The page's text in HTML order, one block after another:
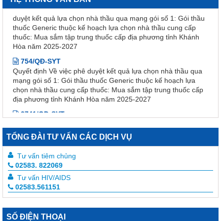
duyệt kết quả lựa chọn nhà thầu qua mạng gói số 1: Gói thầu
thuốc Generic thuộc kế hoạch lựa chọn nhà thầu cung cấp
thuốc: Mua sắm tập trung thuốc cấp địa phương tỉnh Khánh
Hòa năm 2025-2027
754/QĐ-SYT
Quyết định Về việc phê duyệt kết quả lựa chọn nhà thầu qua
mạng gói số 1: Gói thầu thuốc Generic thuộc kế hoạch lựa
chọn nhà thầu cung cấp thuốc: Mua sắm tập trung thuốc cấp
địa phương tỉnh Khánh Hòa năm 2025-2027
2741/QĐ-SYT
Quyết định Về việc thu hồi số công bố tiêu chuẩn áp dụng của
1864/SYT-NVYD
Thu hồi thuốc Temozolomid Ribosepharm 100 mg
338/QĐ-KSBT
Quyết định Về việc công bố, công khai điều chỉnh dự toán
ngân sách nhà nước năm 2026
956A/TB-KSBT
Thông báo về việc công khai thực hiện dự toán thu - chi ngân
sách 3 tháng đầu năm 2026 của Trung tâm Kiểm soát bệnh
TỔNG ĐÀI TƯ VẤN CÁC DỊCH VỤ
Tư vấn tiêm chủng
02583. 822069
Tư vấn HIV/AIDS
02583.561151
SỐ ĐIỆN THOẠI